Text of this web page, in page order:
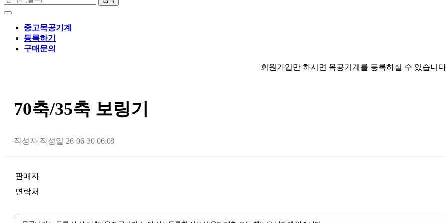
중고목공기계
등록하기
구매문의
회원가입만 하시면 목공기계를 등록하실 수 있습니다.
70축/35축 보링기
작성자 작성일 26-06-30 06:08
판매자
연락처